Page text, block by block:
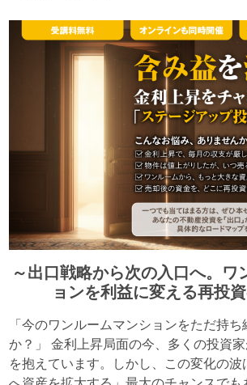
～出口戦略から次の入口へ。ワ
ョンを利益に変える再投
「今のワンルームマンションをただ持
か？」 金利上昇局面の今、多くの投資
を抱えています。しかし、この変化の